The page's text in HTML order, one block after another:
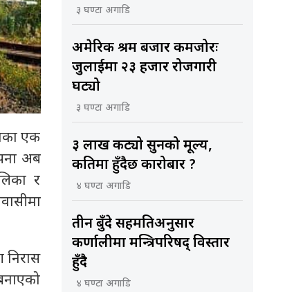
एक
अब
र
३ घण्टा अगाडि
अमेरिकी श्रम बजार कमजोरः
जुलाईमा २३ हजार रोजगारी
घट्यो
३ घण्टा अगाडि
३ लाख कट्यो सुनको मूल्य,
कतिमा हुँदैछ कारोबार ?
४ घण्टा अगाडि
तीन बुँदे सहमतिअनुसार
कर्णालीमा मन्त्रिपरिषद् विस्तार
हुँदै
४ घण्टा अगाडि